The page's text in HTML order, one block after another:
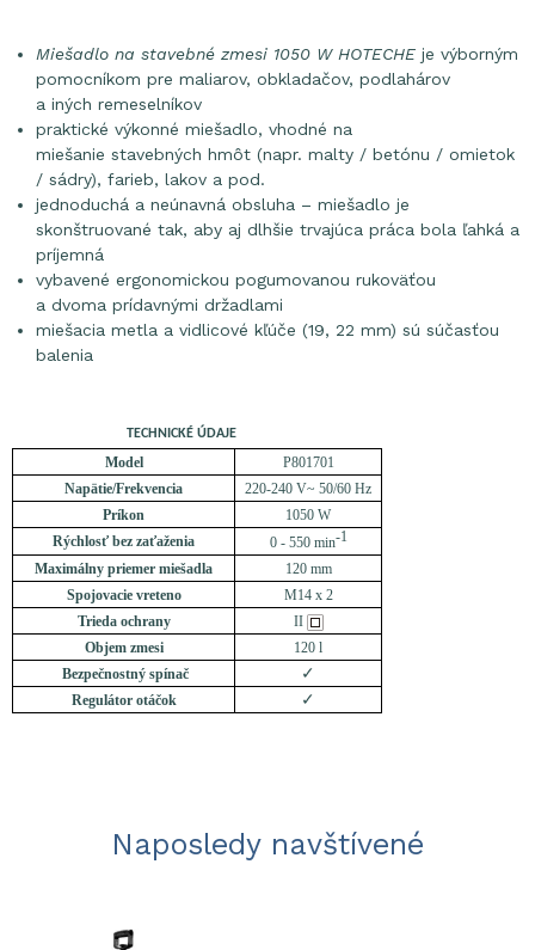
Miešadlo na stavebné zmesi 1050 W HOTECHE je výborným
pomocníkom pre maliarov, obkladačov, podlahárov
a iných remeselníkov
praktické výkonné miešadlo, vhodné na
miešanie stavebných hmôt (napr. malty / betónu / omietok
/ sádry), farieb, lakov a pod.
jednoduchá a neúnavná obsluha – miešadlo je
skonštruované tak, aby aj dlhšie trvajúca práca bola ľahká a
príjemná
vybavené ergonomickou pogumovanou rukoväťou
a dvoma prídavnými držadlami
miešacia metla a vidlicové kľúče (19, 22 mm) sú súčasťou
balenia
TECHNICKÉ ÚDAJE
Model
P801701
Napätie/Frekvencia
220-240 V~ 50/60 Hz
Príkon
1050 W
Rýchlosť bez zaťaženia
0 - 550 min-1
Maximálny priemer miešadla
120 mm
Spojovacie vreteno
M14 x 2
Trieda ochrany
II
Objem zmesi
120 l
Bezpečnostný spínač
✓
Regulátor otáčok ✓
Naposledy navštívené